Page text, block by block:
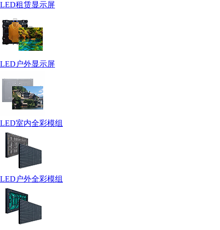
LED租赁显示屏
LED户外显示屏
LED室内全彩模组
LED户外全彩模组